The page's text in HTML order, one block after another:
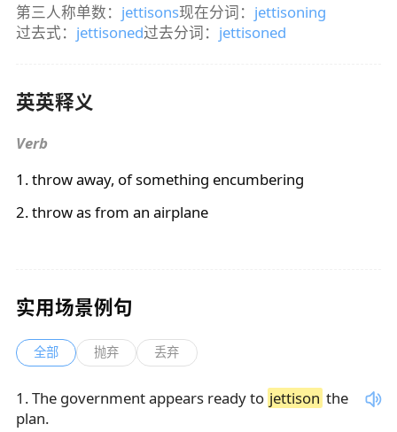
第三人称单数： jettisons现在分词： jettisoning
过去式： jettisoned过去分词： jettisoned
英英释义
Verb
1. throw away, of something encumbering
2. throw as from an airplane
实用场景例句
全部 抛弃 丢弃
1 .The government appears ready to jettison the
plan.